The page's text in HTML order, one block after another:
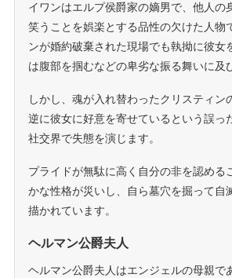
イワンはエルプ侯爵家の嫡男で、他人の
笑うことを娯楽とする品性の欠けた人物
ンが婚約破棄された現場でも執拗に彼女
は腹部を掴むなどの卑劣な振る舞いに及
しかし、魂が入れ替わったクリスティン
逆に彼女に好意を寄せているという誤っ
社交界で失態を演じます。
プライドが無駄に高く自分の非を認める
かな性格が災いし、自ら墓穴を掘って自
描かれています。
ヘルマン公爵夫人
ヘルマン公爵夫人はエンジェルの母親で